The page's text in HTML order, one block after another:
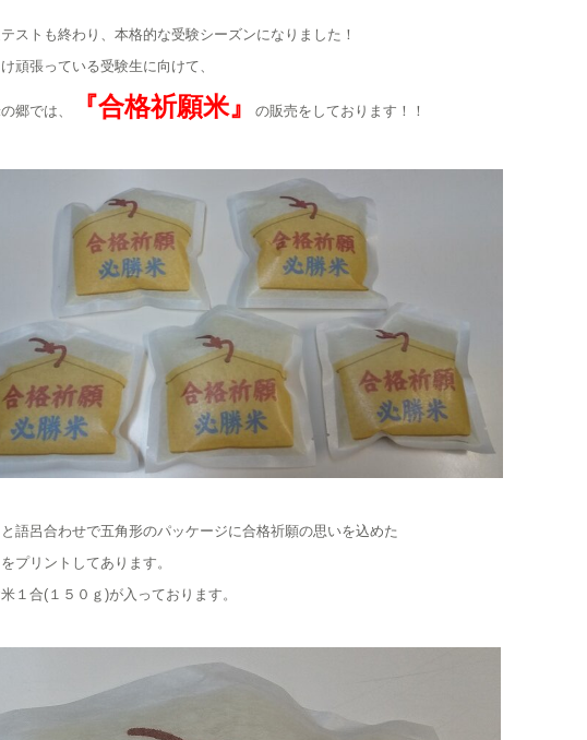
ストも終わり、本格的な受験シーズンになりました！
頑張っている受験生に向けて、
郷では、 『合格祈願米』 の販売をしております！！
と語呂合わせで五角形のパッケージに合格祈願の思いを込めた
プリントしてあります。
１合(１５０ｇ)が入っております。